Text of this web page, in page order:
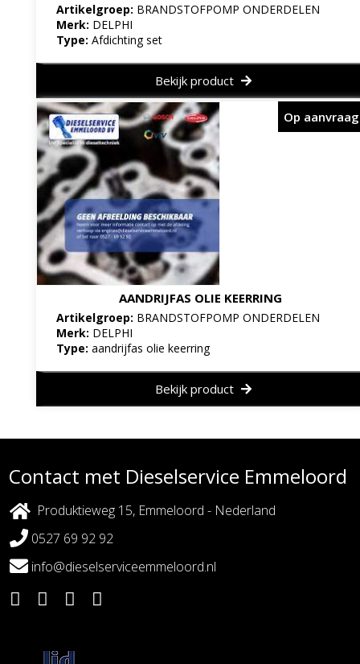
Artikelgroep: BRANDSTOFPOMP ONDERDELEN
Merk: DELPHI
Type: Afdichting set
Bekijk product
AANDRIJFAS OLIE KEERRING
Artikelgroep: BRANDSTOFPOMP ONDERDELEN
Merk: DELPHI
Type: aandrijfas olie keerring
Op aanvraag
Bekijk product
Contact met Dieselservice Emmeloord
Produktieweg 15, Emmeloord - Nederland
0527 69 92 92
info@dieselserviceemmeloord.nl